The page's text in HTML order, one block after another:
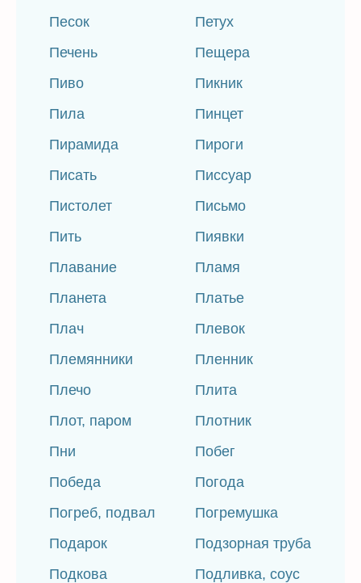
Песок
Петух
Печень
Пещера
Пиво
Пикник
Пила
Пинцет
Пирамида
Пироги
Писать
Писсуар
Пистолет
Письмо
Пить
Пиявки
Плавание
Пламя
Планета
Платье
Плач
Плевок
Племянники
Пленник
Плечо
Плита
Плот, паром
Плотник
Пни
Побег
Победа
Погода
Погреб, подвал
Погремушка
Подарок
Подзорная труба
Подкова
Подливка, соус